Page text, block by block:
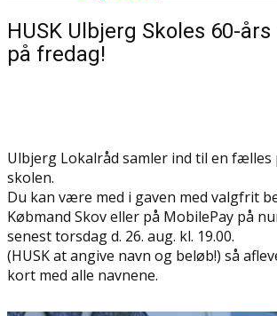
HUSK Ulbjerg Skoles 60-
på fredag!
Ulbjerg Lokalråd samler ind til en fælles
skolen.
Du kan være med i gaven med valgfrit
Købmand Skov eller på MobilePay på
senest torsdag d. 26. aug. kl. 19.00.
(HUSK at angive navn og beløb!) så
kort med alle navnene.